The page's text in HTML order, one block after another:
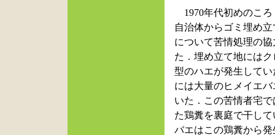
1970年代初めのころ
自治体からゴミ埋め
について苦情処理の
た．埋め立て地には
型のハエが発生して
には大量のヒメイエ
いた．この苦情者宅
た鶏糞を裏庭で干し
バエはこの鶏糞から